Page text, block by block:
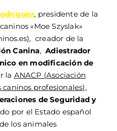
, presidente de la
«Moe Szyslak»
creador de la
Canina,Adiestrador
en modificación de
la ANACP (Asociación
profesionales),
de Seguridad y
por el Estado español
los animales